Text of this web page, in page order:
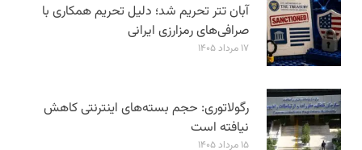
آبان تتر تحریم شد؛ دلیل تحریم همکاری با
صرافی‌های رمزارزی ایرانی
۱۷ مرداد ۱۴۰۵
رگولاتوری: حجم بسته‌های اینترنتی کاهش
نیافته است
۱۵ مرداد ۱۴۰۵